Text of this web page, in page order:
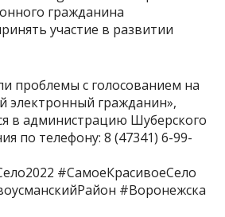
проблемы с голосованием на
электронный гражданин»,
в администрацию Шуберского
по телефону: 8 (47341) 6-99-
#СамоеКрасивоеСело
#Воронежска